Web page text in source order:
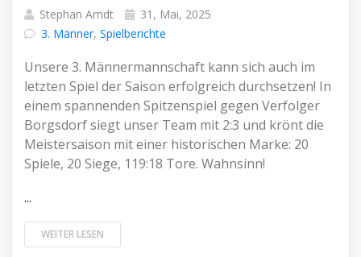
Stephan Arndt
31, Mai, 2025
3. Männer, Spielberichte
Unsere 3. Männermannschaft kann sich auch im
letzten Spiel der Saison erfolgreich durchsetzen! In
einem spannenden Spitzenspiel gegen Verfolger
Borgsdorf siegt unser Team mit 2:3 und krönt die
Meistersaison mit einer historischen Marke: 20
Spiele, 20 Siege, 119:18 Tore. Wahnsinn!
...
WEITER LESEN